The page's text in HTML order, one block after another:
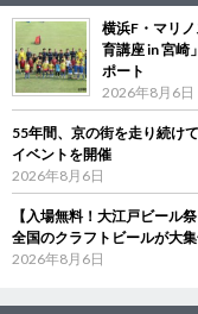
横浜F・マリ
育講座 in 宮
ポート
2026年8月6日
55年間、京の街を走り続け
イベントを開催
2026年8月6日
【入場無料！大江戸ビール
全国のクラフトビールが大集
2026年8月6日